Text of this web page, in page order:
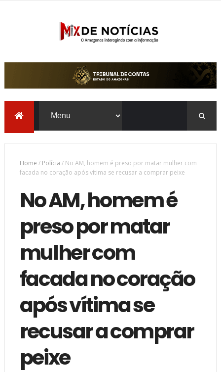
Home / Polícia / No AM, homem é preso por matar mulher com
facada no coração após vítima se recusar a comprar peixe
No AM, homem é
preso por matar
mulher com
facada no coração
após vítima se
recusar a comprar
peixe